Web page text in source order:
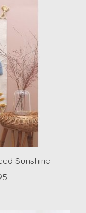
Sunshine